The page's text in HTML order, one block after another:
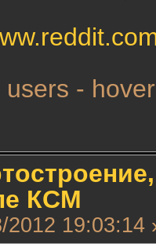
users -
КСМ
2012 19:03:14